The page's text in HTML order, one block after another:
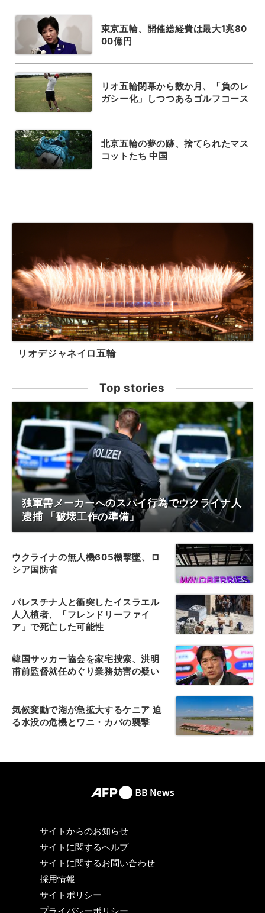
東京五輪、開催総経費は最大1兆80
00億円
リオ五輪閉幕から数か月、「負のレ
ガシー化」しつつあるゴルフコース
北京五輪の夢の跡、捨てられたマス
コットたち 中国
リオデジャネイロ五輪
Top stories
独軍需メーカーへのスパイ行為でウクライナ人
逮捕 「破壊工作の準備」
ウクライナの無人機605機撃墜、ロ
シア国防省
パレスチナ人と衝突したイスラエル
人入植者、「フレンドリーファイ
ア」で死亡した可能性
韓国サッカー協会を家宅捜索、洪明
甫前監督就任めぐり業務妨害の疑い
気候変動で湖が急拡大するケニア 迫
る水没の危機とワニ・カバの襲撃
サイトからのお知らせ
サイトに関するヘルプ
サイトに関するお問い合わせ
採用情報
サイトポリシー
プライバシーポリシー